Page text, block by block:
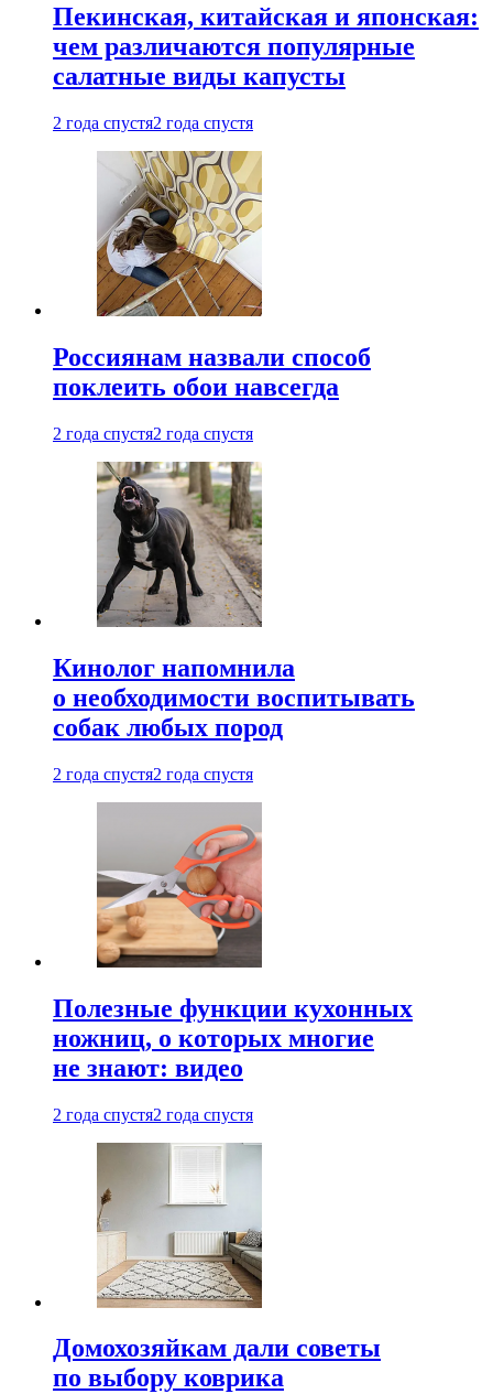
Пекинская, китайская и японская:
чем различаются популярные
салатные виды капусты
2 года спустя2 года спустя
Россиянам назвали способ
поклеить обои навсегда
2 года спустя2 года спустя
Кинолог напомнила
о необходимости воспитывать
собак любых пород
2 года спустя2 года спустя
Полезные функции кухонных
ножниц, о которых многие
не знают: видео
2 года спустя2 года спустя
Домохозяйкам дали советы
по выбору коврика